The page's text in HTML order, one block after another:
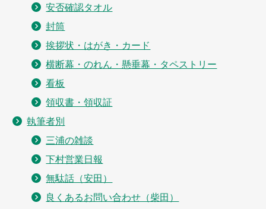
安否確認タオル
封筒
挨拶状・はがき・カード
横断幕・のれん・懸垂幕・タペストリー
看板
領収書・領収証
執筆者別
三浦の雑談
下村営業日報
無駄話（安田）
良くあるお問い合わせ（柴田）